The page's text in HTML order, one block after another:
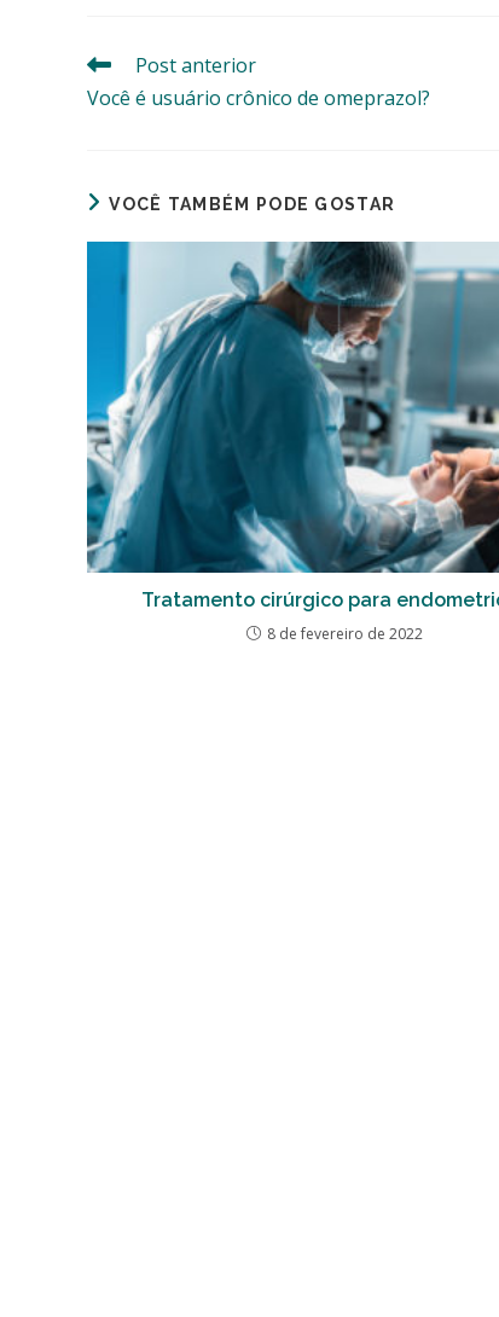
Leia
artigos
Post anterior
Você é usuário crônico de omeprazol?
VOCÊ TAMBÉM PODE GOSTAR
Tratamento cirúrgico para
8 de fevereiro de 2022